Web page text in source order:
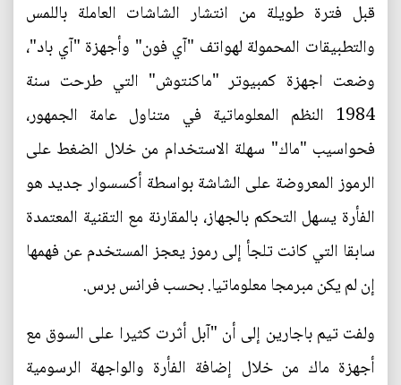
قبل فترة طويلة من انتشار الشاشات العاملة باللمس
والتطبيقات المحمولة لهواتف "آي فون" وأجهزة "آي باد"،
وضعت اجهزة كمبيوتر "ماكنتوش" التي طرحت سنة
1984 النظم المعلوماتية في متناول عامة الجمهور،
فحواسيب "ماك" سهلة الاستخدام من خلال الضغط على
الرموز المعروضة على الشاشة بواسطة أكسسوار جديد هو
الفأرة يسهل التحكم بالجهاز، بالمقارنة مع التقنية المعتمدة
سابقا التي كانت تلجأ إلى رموز يعجز المستخدم عن فهمها
إن لم يكن مبرمجا معلوماتيا. بحسب فرانس برس.
ولفت تيم باجارين إلى أن "آبل أثرت كثيرا على السوق مع
أجهزة ماك من خلال إضافة الفأرة والواجهة الرسومية